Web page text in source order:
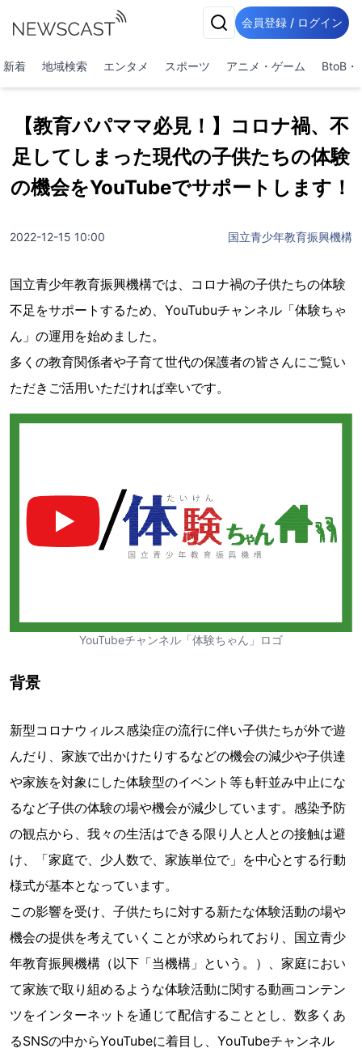
会員登録 / ログイン
新着 地域検索 エンタメ スポーツ アニメ・ゲーム BtoB・
【教育パパママ必見！】コロナ禍、不
足してしまった現代の子供たちの体験
の機会をYouTubeでサポートします！
2022-12-15 10:00 国立青少年教育振興機構
国立青少年教育振興機構では、コロナ禍の子供たちの体験
不足をサポートするため、YouTubuチャンネル「体験ちゃ
ん」の運用を始めました。
多くの教育関係者や子育て世代の保護者の皆さんにご覧い
ただきご活用いただければ幸いです。
YouTubeチャンネル「体験ちゃん」ロゴ
背景
新型コロナウィルス感染症の流行に伴い子供たちが外で遊
んだり、家族で出かけたりするなどの機会の減少や子供達
や家族を対象にした体験型のイベント等も軒並み中止にな
るなど子供の体験の場や機会が減少しています。感染予防
の観点から、我々の生活はできる限り人と人との接触は避
け、「家庭で、少人数で、家族単位で」を中心とする行動
様式が基本となっています。
この影響を受け、子供たちに対する新たな体験活動の場や
機会の提供を考えていくことが求められており、国立青少
年教育振興機構（以下「当機構」という。）、家庭におい
て家族で取り組めるような体験活動に関する動画コンテン
ツをインターネットを通じて配信することとし、数多くあ
るSNSの中からYouTubeに着目し、YouTubeチャンネル